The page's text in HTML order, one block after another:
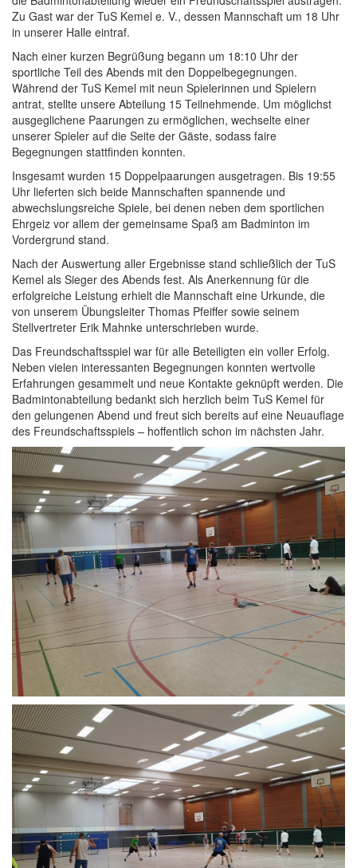
Zu Gast war der TuS Kemel e. V., dessen Mannschaft um 18 Uhr
in unserer Halle eintraf.
Nach einer kurzen Begrüßung begann um 18:10 Uhr der
sportliche Teil des Abends mit den Doppelbegegnungen.
Während der TuS Kemel mit neun Spielerinnen und Spielern
antrat, stellte unsere Abteilung 15 Teilnehmende. Um möglichst
ausgeglichene Paarungen zu ermöglichen, wechselte einer
unserer Spieler auf die Seite der Gäste, sodass faire
Begegnungen stattfinden konnten.
Insgesamt wurden 15 Doppelpaarungen ausgetragen. Bis 19:55
Uhr lieferten sich beide Mannschaften spannende und
abwechslungsreiche Spiele, bei denen neben dem sportlichen
Ehrgeiz vor allem der gemeinsame Spaß am Badminton im
Vordergrund stand.
Nach der Auswertung aller Ergebnisse stand schließlich der TuS
Kemel als Sieger des Abends fest. Als Anerkennung für die
erfolgreiche Leistung erhielt die Mannschaft eine Urkunde, die
von unserem Übungsleiter Thomas Pfeiffer sowie seinem
Stellvertreter Erik Mahnke unterschrieben wurde.
Das Freundschaftsspiel war für alle Beteiligten ein voller Erfolg.
Neben vielen interessanten Begegnungen konnten wertvolle
Erfahrungen gesammelt und neue Kontakte geknüpft werden. Die
Badmintonabteilung bedankt sich herzlich beim TuS Kemel für
den gelungenen Abend und freut sich bereits auf eine Neuauflage
des Freundschaftsspiels – hoffentlich schon im nächsten Jahr.